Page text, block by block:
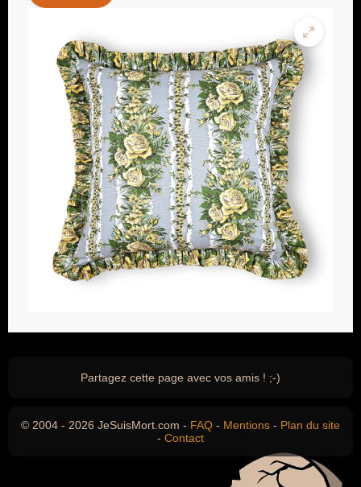
Partagez cette page avec vos amis ! ;-)
© 2004 - 2026 JeSuisMort.com - FAQ - Mentions - Plan du site
- Contact